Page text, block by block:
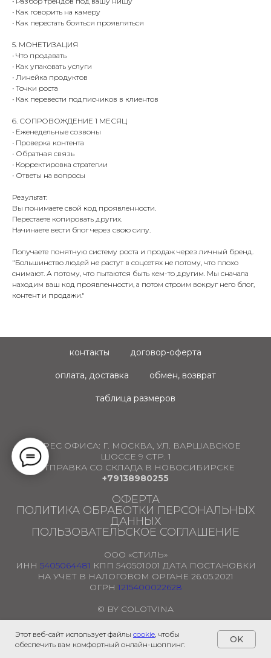
Этот веб-сайт использует файлы cookie, чтобы
обеспечить вам комфортный онлайн-шоппинг.
OK
• Как говорить на камеру
• Как перестать бояться проявляться
5. МОНЕТИЗАЦИЯ
• Что продавать
• Как упаковать услуги
• Линейка продуктов
• Точки роста
• Как перевести подписчиков в клиентов
6. СОПРОВОЖДЕНИЕ 1 МЕСЯЦ
• Еженедельные созвоны
• Проверка контента
• Обратная связь
• Корректировка стратегии
• Ответы на вопросы
Результат:
Вы понимаете свой код проявленности.
Перестаете копировать других.
Начинаете вести блог через свою силу.
Получаете понятную систему роста и продаж через личный бренд.
"Большинство людей не растут в соцсетях не потому, что плохо
снимают. А потому, что пытаются быть кем-то другим. Мы сначала
находим ваш код проявленности, а потом строим вокруг него блог,
контент и продажи."
контакты договор-оферта
оплата, доставка обмен, возврат
таблица размеров
АДРЕС ОФИСА: Г. МОСКВА, УЛ. ВАРШАВСКОЕ
ШОССЕ 9 СТР. 1
ОТПРАВКА СО СКЛАДА В НОВОСИБИРСКЕ
+79138980255
ОФЕРТА
ПОЛИТИКА ОБРАБОТКИ ПЕРСОНАЛЬНЫХ
ДАННЫХ
ПОЛЬЗОВАТЕЛЬСКОЕ СОГЛАШЕНИЕ
ООО «СТИЛЬ»
ИНН 5405064481 КПП 540501001 ДАТА ПОСТАНОВКИ
НА УЧЕТ В НАЛОГОВОМ ОРГАНЕ 26.05.2021
ОГРН 1215400022628
© BY COLOTVINA